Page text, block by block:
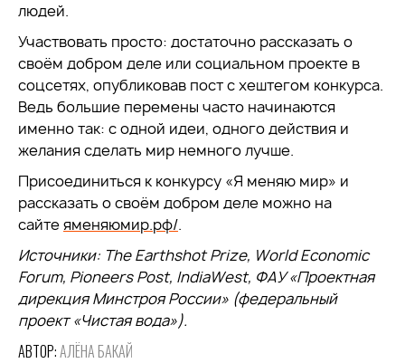
людей.
Участвовать просто: достаточно рассказать о
своём добром деле или социальном проекте в
соцсетях, опубликовав пост с хештегом конкурса.
Ведь большие перемены часто начинаются
именно так: с одной идеи, одного действия и
желания сделать мир немного лучше.
Присоединиться к конкурсу «Я меняю мир» и
рассказать о своём добром деле можно на
сайтеяменяюмир.рф/.
Источники: The Earthshot Prize, World Economic
Forum, Pioneers Post, IndiaWest, ФАУ «Проектная
дирекция Минстроя России» (федеральный
проект «Чистая вода»).
АВТОР:АЛЁНА БАКАЙ